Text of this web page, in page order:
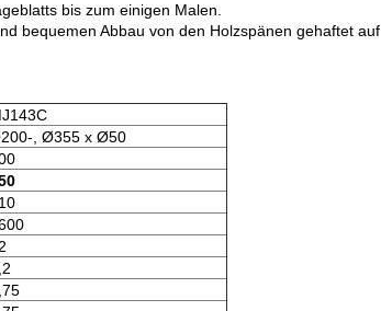
bis zum einigen Malen.
bequemen Abbau von den Holzspänen gehaftet auf
, Ø355 x Ø50